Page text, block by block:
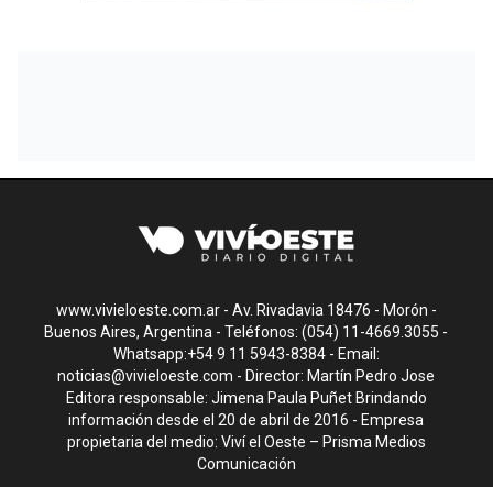
www.vivieloeste.com.ar - Av. Rivadavia 18476 - Morón -
Buenos Aires, Argentina - Teléfonos: (054) 11-4669.3055 -
Whatsapp:+54 9 11 5943-8384 - Email:
noticias@vivieloeste.com - Director: Martín Pedro Jose
Editora responsable: Jimena Paula Puñet Brindando
información desde el 20 de abril de 2016 - Empresa
propietaria del medio: Viví el Oeste – Prisma Medios
Comunicación